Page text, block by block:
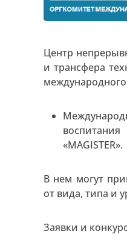
Центр
и трансфера
«MAGISTER».
В нем могут
от вида, типа и
Заявки и